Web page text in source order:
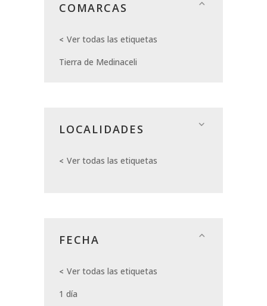
COMARCAS
Ver todas las etiquetas
Tierra de Medinaceli
LOCALIDADES
Ver todas las etiquetas
FECHA
Ver todas las etiquetas
1 día